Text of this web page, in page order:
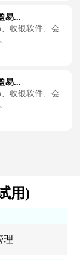
易...
收银软件、会
...
易...
收银软件、会
...
用)
理